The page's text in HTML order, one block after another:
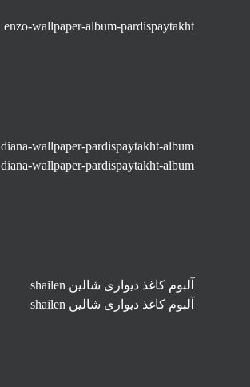
enzo-wallpaper-album-pardispaytakht
diana-wallpaper-pardispaytakht-album
diana-wallpaper-pardispaytakht-album
آلبوم کاغذ دیواری شالین shailen
آلبوم کاغذ دیواری شالین shailen